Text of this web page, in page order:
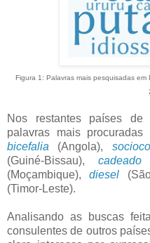
Figura 1: Palavras mais pesquisadas
Nos restantes países
palavras mais
bicefalia (Angola),
(Guiné-Bissau), cadeado
(Moçambique),diesel
(Timor-Leste).
Analisando as buscas
consulentes de outros